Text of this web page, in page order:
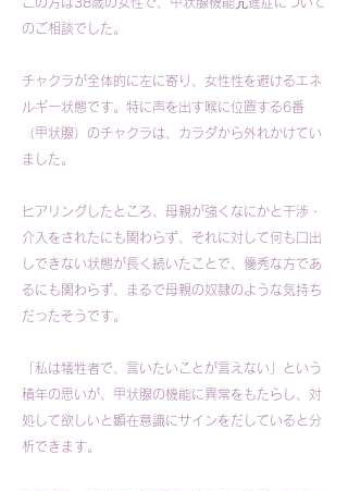
のご相談でした。
チャクラが全体的に左に寄り、女性性を避けるエネ
ルギー状態です。特に声を出す喉に位置する6番
（甲状腺）のチャクラは、カラダから外れかけてい
ました。
ヒアリングしたところ、母親が強くなにかと干渉・
介入をされたにも関わらず、それに対して何も口出
しできない状態が長く続いたことで、優秀な方であ
るにも関わらず、まるで母親の奴隷のような気持ち
だったそうです。
「私は犠牲者で、言いたいことが言えない」という
積年の思いが、甲状腺の機能に異常をもたらし、対
処して欲しいと顕在意識にサインをだしていると分
析できます。